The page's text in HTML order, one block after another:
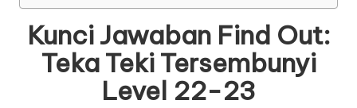
Kunci Jawaban Find Out:
Teka Teki Tersembunyi
Level 22-23